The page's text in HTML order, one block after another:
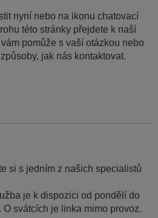
nyní nebo na ikonu chatovací
této stránky přejdete k naší
pomůže s vaší otázkou nebo
jak nás kontaktovat.
si s jedním z našich specialistů
je k dispozici od pondělí do
O svátcích je linka mimo provoz.